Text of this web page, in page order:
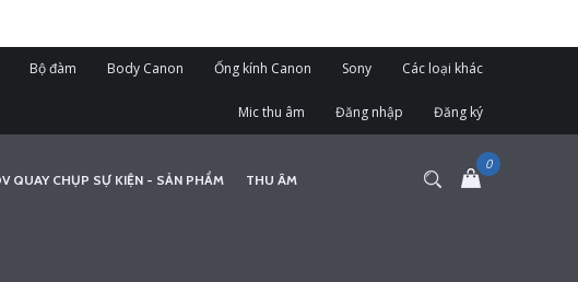
Bộ đàm Body Canon Ống kính Canon Sony Các loại khác
Mic thu âm Đăng nhập Đăng ký
QUAY CHỤP SỰ KIỆN - SẢN PHẨM THU ÂM